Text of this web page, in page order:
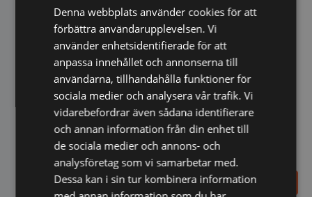
116,00SEK
140 mm
29,00 SEK
Denna webbplats använder cookies för att
förbättra användarupplevelsen. Vi
använder enhetsidentifierade för att
anpassa innehållet och annonserna till
användarna, tillhandahålla funktioner för
sociala medier och analysera vår trafik. Vi
vidarebefordrar även sådana identifierare
och annan information från din enhet till
de sociala medier och annons- och
analysföretag som vi samarbetar med.
Dessa kan i sin tur kombinera information